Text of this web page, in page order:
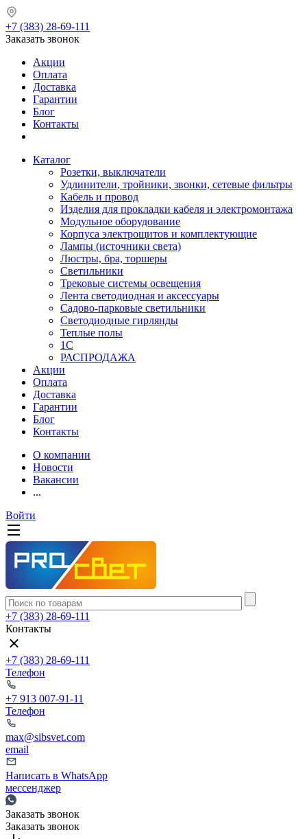
+7 (383) 28-69-111
Заказать звонок
Акции
Оплата
Доставка
Гарантии
Блог
Контакты
Каталог
Розетки, выключатели
Удлинители, тройники, звонки, сетевые фильтры
Кабель и провод
Изделия для прокладки кабеля и электромонтажа
Модульное оборудование
Корпуса электрощитов и комплектующие
Лампы (источники света)
Люстры, бра, торшеры
Светильники
Трековые системы освещения
Лента светодиодная и аксессуары
Садово-парковые светильники
Светодиодные гирлянды
Теплые полы
1С
РАСПРОДАЖА
Акции
Оплата
Доставка
Гарантии
Блог
Контакты
О компании
Новости
Вакансии
...
Войти
+7 (383) 28-69-111
Контакты
+7 (383) 28-69-111
Телефон
+7 913 007-91-11
Телефон
max@sibsvet.com
email
Написать в WhatsApp
мессенджер
Заказать звонок
Заказать звонок